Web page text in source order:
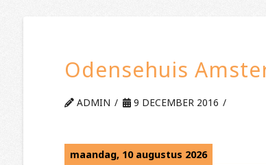
Odensehuis
ADMIN 9 DECEMBER 2016
maandag, 10 augustus 2026